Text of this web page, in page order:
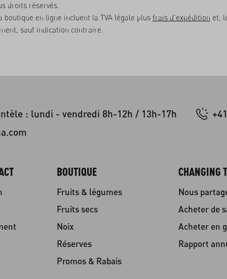
droits réservés.
boutique en ligne incluent la TVA légale plus frais d'expédition et,
sauf indication contraire.
: lundi - vendredi 8h-12h / 13h-17h
BOUTIQUE
Fruits & légumes
Fruits secs
Noix
Réserves
Promos & Rabais
CHANGING
Nous
Acheter de
Acheter en
Rapport